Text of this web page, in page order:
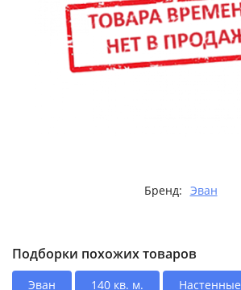
Бренд: Эван
Подборки похожих товаров
Эван 140 кв. м. Настенные